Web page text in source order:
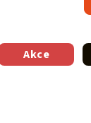
Akce